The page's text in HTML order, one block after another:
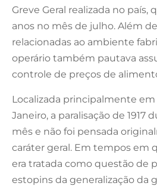
Greve Geral realizada no
anos no mês de julho. Além
relacionadas ao ambiente
operário também pautava
controle de preços de
Localizada principalmente em
Janeiro, a paralisação de 1917
mês e não foi pensada
caráter geral. Em tempos em
era tratada como questão de
estopins da generalização da